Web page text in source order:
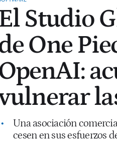
El Studio
One
Una asociación
cesen en sus esfuerzos